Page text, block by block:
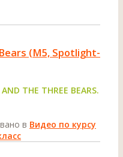
(M5, Spotlight-
THE THREE BEARS.
в Видео по курсу